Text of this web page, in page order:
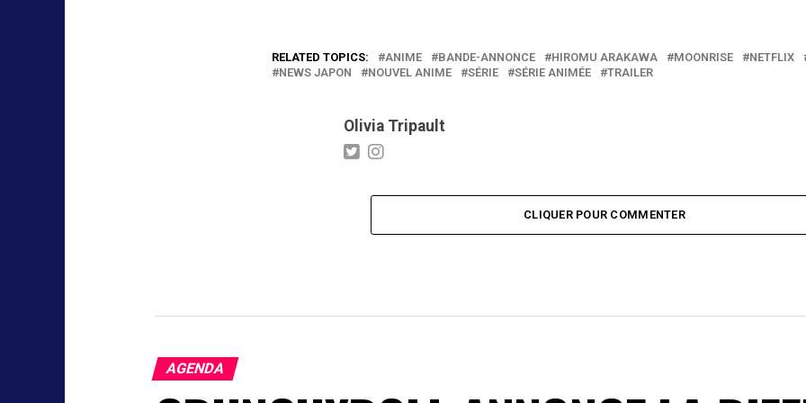
RELATED TOPICS: ANIME BANDE-ANNONCE HIROMU ARAKAWA MOONRISE
NETFLIX
NEWS JAPON
NOUVEL ANIME SÉRIE SÉRIE ANIMÉE TRAILER
Olivia Tripault
CLIQUER POUR COMMENTER
AGENDA